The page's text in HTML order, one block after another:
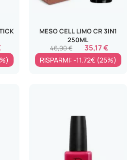
MESO CELL LIMO CR 3IN1
250ML
35,17 €
46,90 €
RISPARMI: -11.72€ (25%)